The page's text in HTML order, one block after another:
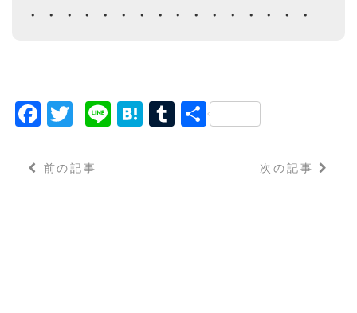
・・・・・・・・・・・・・・・・
F
c
T
it
Li
H
T 共
次の記事
前の記事